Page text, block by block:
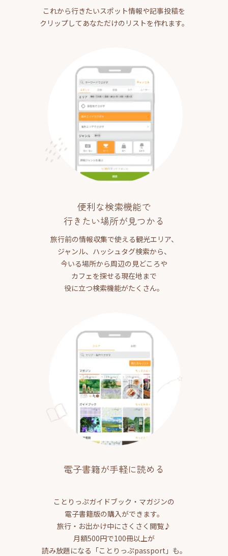
これから行きたいスポット情報や記事投稿を
クリップしてあなただけのリストを作れます。
便利な検索機能で
行きたい場所が見つかる
旅行前の情報収集で使える観光エリア、
ジャンル、ハッシュタグ検索から、
今いる場所から周辺の見どころや
カフェを探せる現在地まで
役に立つ検索機能がたくさん。
電子書籍が手軽に読める
ことりっぷガイドブック・マガジンの
電子書籍版の購入ができます。
旅行・お出かけ中にさくさく閲覧♪
月額500円で100冊以上が
読み放題になる「ことりっぷpassport」も。